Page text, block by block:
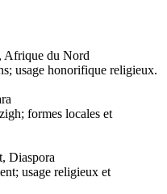
Afrique du Nord
usage honorifique religieux.
formes locales et
Diaspora
usage religieux et